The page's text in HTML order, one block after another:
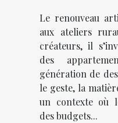
Le renouveau
aux ateliers
créateurs, il
des
génération de
le geste, la
un contexte où
des budgets...